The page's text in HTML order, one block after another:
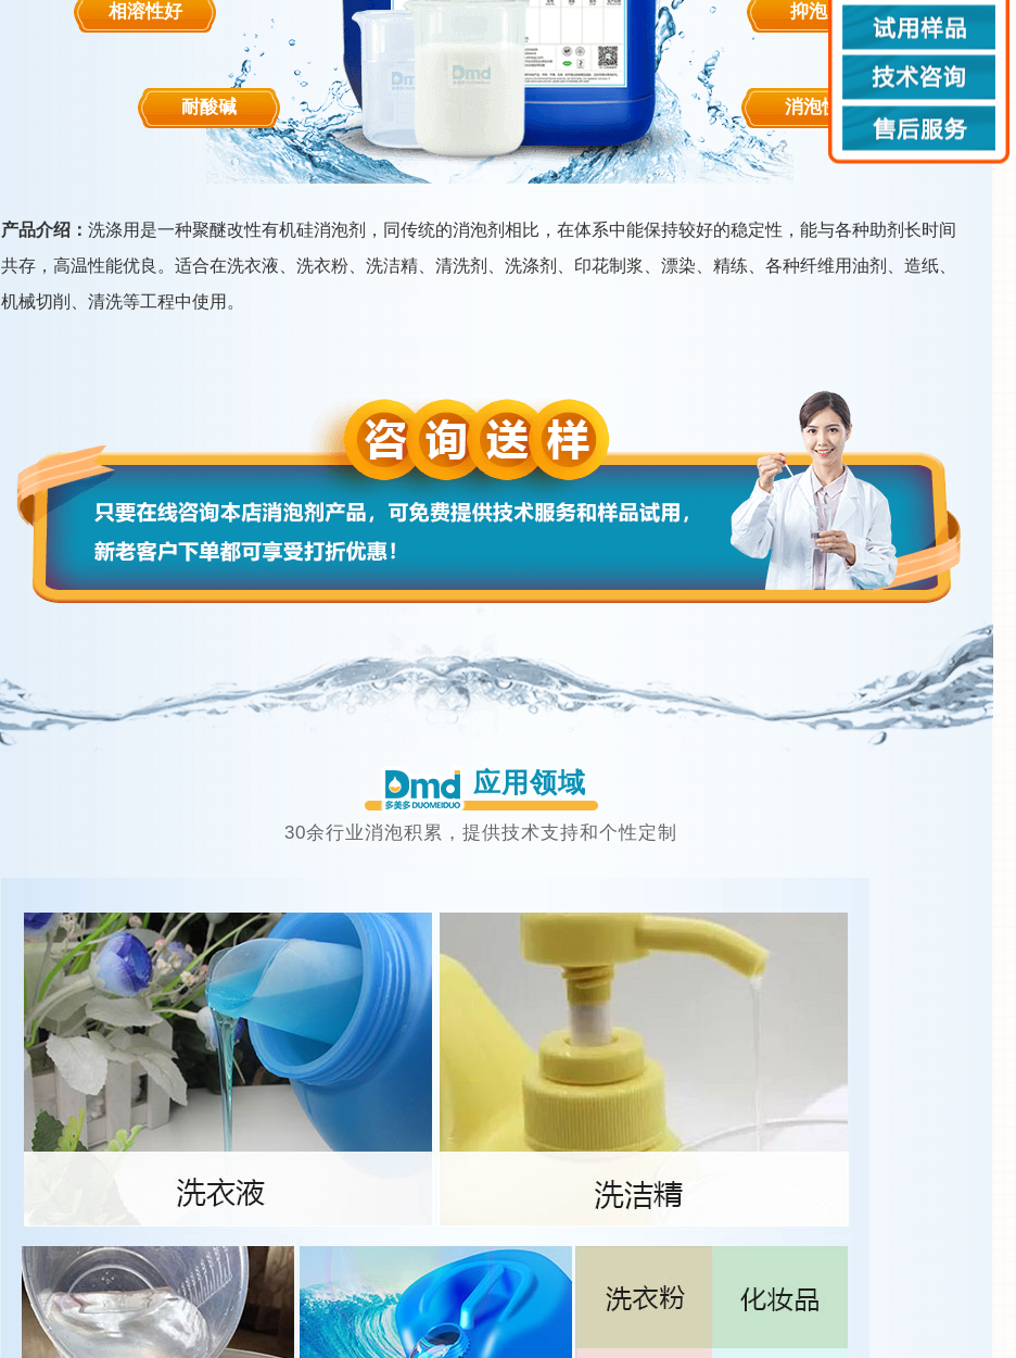
相溶性好
耐酸碱
抑泡久
消泡快
产品介绍： 洗涤用是一种聚醚改性有机硅消泡剂，同传统的消泡剂相比，在体系中能保持较好的稳定性，能与各种助剂长时间
共存，高温性能优良。适合在洗衣液、洗衣粉、洗洁精、清洗剂、洗涤剂、印花制浆、漂染、精练、各种纤维用油剂、造纸、
机械切削、清洗等工程中使用。
应用领域
30余行业消泡积累，提供技术支持和个性定制